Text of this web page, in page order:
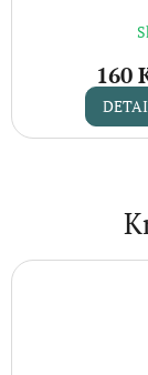
160